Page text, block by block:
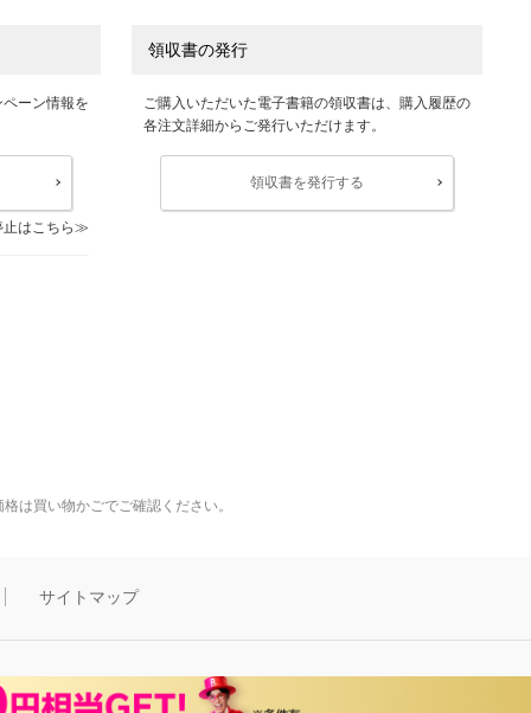
ーン情報を
はこちら
領収書の発行
ご購入いただいた電子書籍の領収書は、購入履歴の
各注文詳細からご発行いただけます。
領収書を発行する
は買い物かごでご確認ください。
サイトマップ